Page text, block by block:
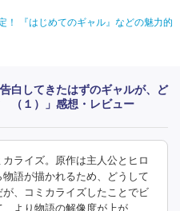
！ 『はじめてのギャル』などの魅力的
白してきたはずのギャルが、ど
（１）」感想・レビュー
イズ。原作は主人公とヒロ
語が描かれるため、どうして
、コミカライズしたことでビ
より物語の解像度が上が